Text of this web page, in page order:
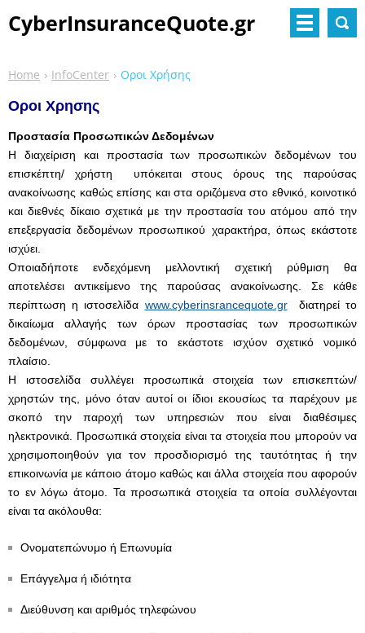
CyberInsuranceQuote.gr
Home InfoCenter Οροι Χρήσης
Οροι Χρησης
Προστασία Προσωπικών Δεδομένων
Η διαχείριση και προστασία των προσωπικών δεδομένων του
επισκέπτη/ χρήστη υπόκειται στους όρους της παρούσας
ανακοίνωσης καθώς επίσης και στα οριζόμενα στο εθνικό, κοινοτικό
και διεθνές δίκαιο σχετικά με την προστασία του ατόμου από την
επεξεργασία δεδομένων προσωπικού χαρακτήρα, όπως εκάστοτε
ισχύει.
Οποιαδήποτε ενδεχόμενη μελλοντική σχετική ρύθμιση θα
αποτελέσει αντικείμενο της παρούσας ανακοίνωσης. Σε κάθε
περίπτωση η ιστοσελίδα www.cyberinsrancequote.grδιατηρεί το
δικαίωμα αλλαγής των όρων προστασίας των προσωπικών
δεδομένων, σύμφωνα με το εκάστοτε ισχύον σχετικό νομικό
πλαίσιο.
Η ιστοσελίδα συλλέγει προσωπικά στοιχεία των επισκεπτών/
χρηστών της, μόνο όταν αυτοί οι ίδιοι εκουσίως τα παρέχουν με
σκοπό την παροχή των υπηρεσιών που είναι διαθέσιμες
ηλεκτρονικά. Προσωπικά στοιχεία είναι τα στοιχεία που μπορούν να
χρησιμοποιηθούν για τον προσδιορισμό της ταυτότητας ή την
επικοινωνία με κάποιο άτομο καθώς και άλλα στοιχεία που αφορούν
το εν λόγω άτομο. Τα προσωπικά στοιχεία τα οποία συλλέγονται
είναι τα ακόλουθα:
Ονοματεπώνυμο ή Επωνυμία
Επάγγελμα ή ιδιότητα
Διεύθυνση και αριθμός τηλεφώνου